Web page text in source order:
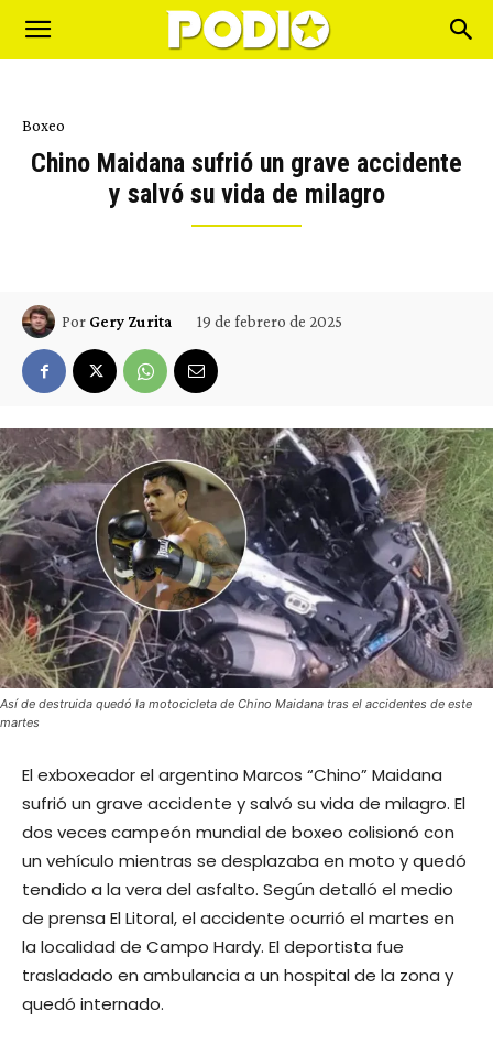
Boxeo
Chino Maidana sufrió un grave accidente
y salvó su vida de milagro
Por Gery Zurita 19 de febrero de 2025
Así de destruida quedó la motocicleta de Chino Maidana tras el accidentes de este
martes
El exboxeador el argentino Marcos “Chino” Maidana
sufrió un grave accidente y salvó su vida de milagro. El
dos veces campeón mundial de boxeo colisionó con
un vehículo mientras se desplazaba en moto y quedó
tendido a la vera del asfalto. Según detalló el medio
de prensa El Litoral, el accidente ocurrió el martes en
la localidad de Campo Hardy. El deportista fue
trasladado en ambulancia a un hospital de la zona y
quedó internado.